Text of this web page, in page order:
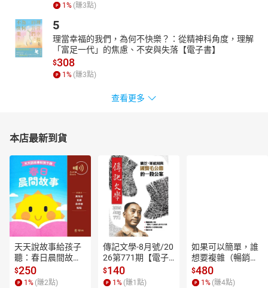
1% (賺3點)
5
理當幸福的我們，為何不快樂？：從精神科角度，理解
「富足一代」的焦慮、不安與失落【電子書】
$308
1% (賺3點)
查看更多
本店最新到貨
天天說故事給孩子
聽：春日晨間故事
【有聲書】
$250
1 % (賺2點)
傳記文學-8月號/20
26第771期【電子
書】
$140
1 % (賺1 點)
如果可以簡單，誰
想要複雜（暢銷經
典新編版）【電子
書】
$480
1 % (賺4點)